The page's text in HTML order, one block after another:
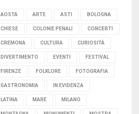
AOSTA ARTE ASTI BOLOGNA
CHIESE COLONIE PENALI CONCERTI
CREMONA CULTURA CURIOSITÀ
DIVERTIMENTO EVENTI FESTIVAL
FIRENZE FOLKLORE FOTOGRAFIA
GASTRONOMIA IN EVIDENZA
LATINA MARE MILANO